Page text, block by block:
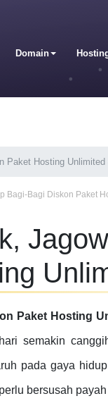
Domain
Paket Hosting Unlimited
Bagi-Bagi Diskon Paket
Paket Hosting
semakin
pada gaya
bersusah